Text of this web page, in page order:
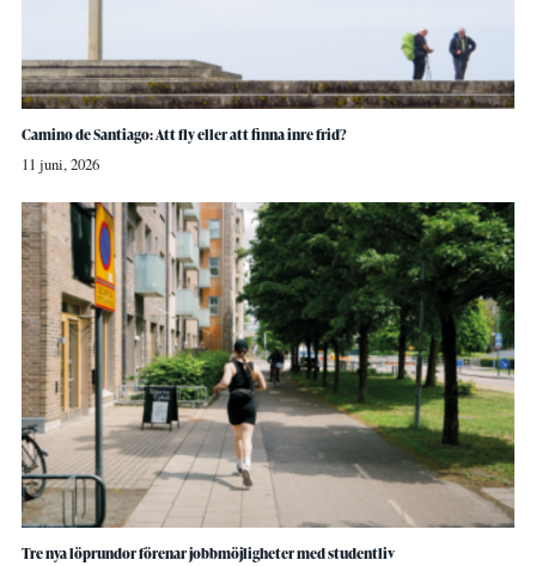
Camino de Santiago: Att fly eller att finna inre frid?
11 juni, 2026
Tre nya löprundor förenar jobbmöjligheter med studentliv